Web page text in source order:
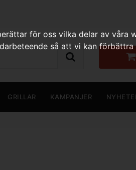
GRILLAR KAMPANJER
för oss vilka delar av våra
så att vi kan